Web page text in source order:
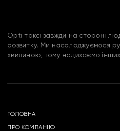
Opti таксі завжди на стороні
розвитку. Ми насолоджуємося
хвилиною, тому надихаємо
ГОЛОВНА
ПРО КОМПАНІЮ